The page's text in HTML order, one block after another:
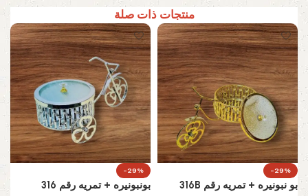
منتجات ذات صلة
-29%
بو نبونيره + تمريه رقم 316B
-29%
بونبونيره + تمريه رقم 316